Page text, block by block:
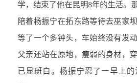
学，结束了他在昆明8年的生活。
陪着杨振宁在拓东路等待去巫家
等了一个多钟头，车始终没有发
父亲还站在原地，瘦弱的身材，
已显斑白。杨振宁忍了一早上